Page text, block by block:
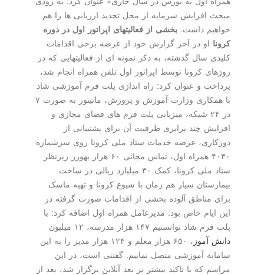
مبحث افزایش سرمایه از محل تجدید ارزیابی ها را هم
خواهیم داشت. بخشی از فعالیتهای اپراتور اول در دوره
او در آخر گزارش خود از عرضه برخی اقدامات
کلیدی سال گذشته، به ذکر نمونه ای از فعالیتهایی که در
روزهای کرونا توسط اپراتور اول تلفن همراه انجام شد،
پرداخت و عنوان کرد: راه اندازی پلت فرم آموزشی شاد
با همکاری وزارت آموزش و پرورش، مانیتور به صورت ۷
در ۲۴ شبکه، میزبانی پلت فرم های فضای مجازی و
افزایش چند برابری ظرفیت آن برای پشتیبانی از
دورکاری، عرضه خدمات ستاد ملی کرونا روی سرشماره
۴۰۳۰ همراه اول، تماس مجانی ۶۰ هزار بهورز زیرنظر
ستاد ملی کرونا، کمک ۳۰ میلیارد ریالی در ساخت
بیمارستان سیار هم زمان با شیوع کرونا و تهیه ماسک
برای مناطق آلوده بخشی از اقدامات صورت گرفته در
این ایام خاص بود. مدیرعامل همراه اول اضافه کرد: با
پلت فرم شاد توانستیم ۱۴۷ هزار مدرسه، ۱۲ میلیون
دانش آموز
، ۶۵۰ هزار معلم و ۱۲۴ هزار مدیر را به این
سامانه آموزشی متصل نماییم. گفتنی است، در این
مراسم که با تاکید بیشتر بر بعد آنلاین برگزار شد، بعد از